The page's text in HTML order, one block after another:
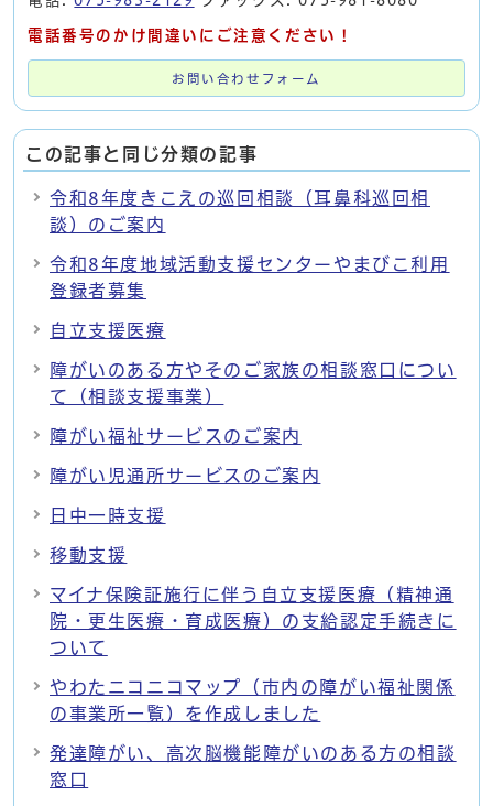
電話番号のかけ間違いにご注意ください！
お問い合わせフォーム
この記事と同じ分類の記事
令和8年度きこえの巡回相談（耳鼻科巡回相
談）のご案内
令和8年度地域活動支援センターやまびこ利用
登録者募集
自立支援医療
障がいのある方やそのご家族の相談窓口につい
て（相談支援事業）
障がい福祉サービスのご案内
障がい児通所サービスのご案内
日中一時支援
移動支援
マイナ保険証施行に伴う自立支援医療（精神通
院・更生医療・育成医療）の支給認定手続きに
ついて
やわたニコニコマップ（市内の障がい福祉関係
の事業所一覧）を作成しました
発達障がい、高次脳機能障がいのある方の相談
窓口